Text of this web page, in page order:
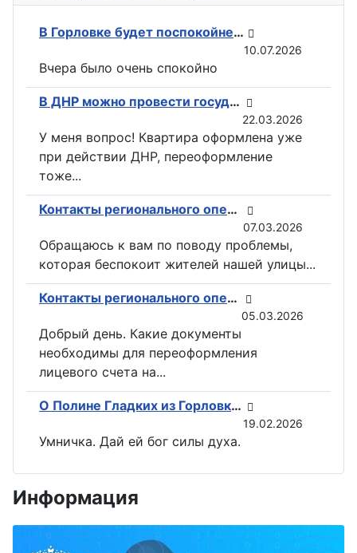
В Горловке будет поспокойней: ВС РФ возвели флаги на всех ключевых точках при освобождении Константиновки
10.07.2026
Вчера было очень спокойно
В ДНР можно провести государственную регистрацию прав на недвижимость в электронном виде
22.03.2026
У меня вопрос! Квартира оформлена уже
при действии ДНР, переоформление
тоже...
Контакты регионального оператора по вывозу ТКО ГУП «ДОНСНАБКОМПЛЕКТ» в Горловке
07.03.2026
Обращаюсь к вам по поводу проблемы,
которая беспокоит жителей нашей улицы...
Контакты регионального оператора по вывозу ТКО ГУП «ДОНСНАБКОМПЛЕКТ» в Горловке
05.03.2026
Добрый день. Какие документы
необходимы для переоформления
лицевого счета на...
О Полине Гладких из Горловки снимут документальный фильм
19.02.2026
Умничка. Дай ей бог силы духа.
Информация